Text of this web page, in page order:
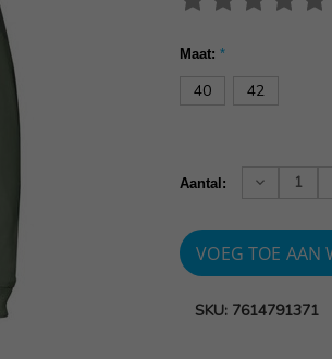
Maat:*
40 42
voorraad:
Aantal:
Verhoog
SKU: 7614791371